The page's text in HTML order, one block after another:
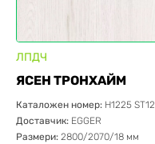
ЛПДЧ
ЯСЕН ТРОНХАЙМ
Каталожен номер: H1225 ST12
Доставчик: EGGER
Размери: 2800/2070/18 мм